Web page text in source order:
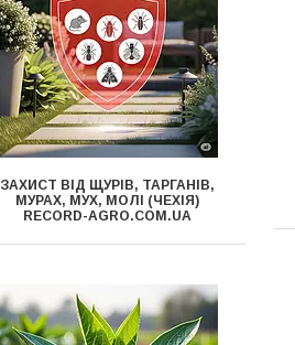
ЗАХИСТ ВІД ЩУРІВ, ТАРГАНІВ,
МУРАХ, МУХ, МОЛІ (ЧЕХІЯ)
RECORD-AGRO.COM.UA